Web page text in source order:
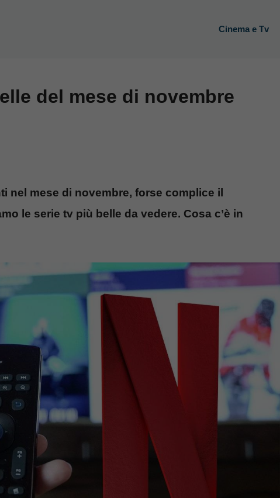
Cinema e Tv
del mese di novembre
nel mese di novembre, forse complice il
le serie tv più belle da vedere. Cosa c’è in